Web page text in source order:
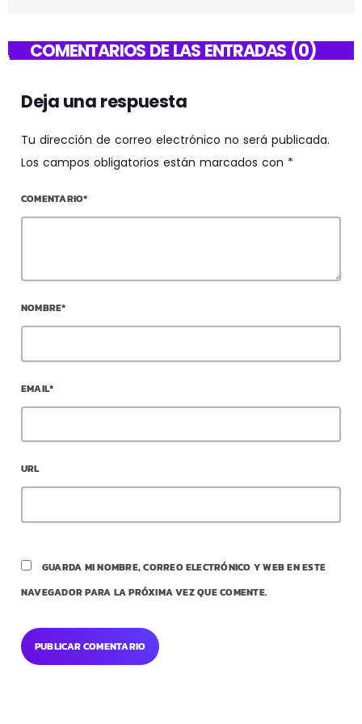
COMENTARIOS DE LAS ENTRADAS (0)
Deja una respuesta
Tu dirección de correo electrónico no será publicada.
Los campos obligatorios están marcados con *
COMENTARIO*
NOMBRE*
EMAIL*
URL
GUARDA MI NOMBRE, CORREO ELECTRÓNICO Y WEB EN ESTE
NAVEGADOR PARA LA PRÓXIMA VEZ QUE COMENTE.